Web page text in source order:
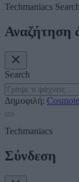
Techmaniacs Search
Αναζήτηση
Search
Δημοφιλή: Cosmote
Techmaniacs
Σύνδεση